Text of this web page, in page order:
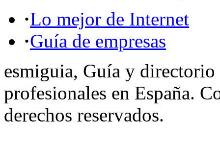
·Lo mejor de Internet
·Guía de empresas
esmiguia, Guía y directorio
profesionales en España.
derechos reservados.